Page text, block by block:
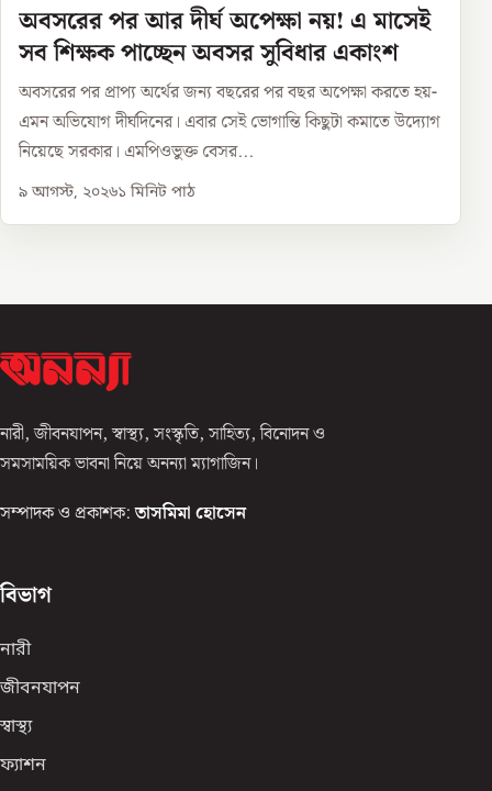
অবসরের পর আর দীর্ঘ অপেক্ষা নয়! এ মাসেই
সব শিক্ষক পাচ্ছেন অবসর সুবিধার একাংশ
অবসরের পর প্রাপ্য অর্থের জন্য বছরের পর বছর অপেক্ষা করতে হয়-
এমন অভিযোগ দীর্ঘদিনের। এবার সেই ভোগান্তি কিছুটা কমাতে উদ্যোগ
নিয়েছে সরকার। এমপিওভুক্ত বেসর...
৯ আগস্ট, ২০২৬১ মিনিট পাঠ
নারী, জীবনযাপন, স্বাস্থ্য, সংস্কৃতি, সাহিত্য, বিনোদন ও
সমসাময়িক ভাবনা নিয়ে অনন্যা ম্যাগাজিন।
সম্পাদক ও প্রকাশক: তাসমিমা হোসেন
বিভাগ
নারী
জীবনযাপন
স্বাস্থ্য
ফ্যাশন